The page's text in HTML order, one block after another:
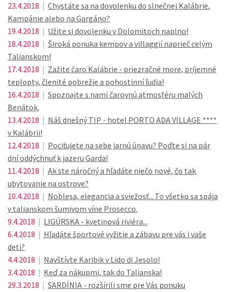
23.4.2018 | Chystáte sa na dovolenku do slnečnej Kalábrie,
Kampánie alebo na Gargáno?
19.4.2018 | Užite si dovolenku v Dolomitoch naplno!
18.4.2018 | Široká ponuka kempov a villaggií naprieč celým
Talianskom!
17.4.2018 | Zažite čaro Kalábrie - priezračné more, príjemné
teplopty, členité pobrežie a pohostinní ľudia!
16.4.2018 | Spoznajte s nami čarovnú atmosféru malých
Benátok.
13.4.2018 | Náš dnešný TIP - hotel PORTO ADA VILLAGE ****
v Kalábrii!
12.4.2018 | Pociťujete na sebe jarnú únavu? Poďte si na pár
dní oddýchnuť k jazeru Garda!
11.4.2018 | Ak ste náročný a hľadáte niečo nové, čo tak
ubytovanie na ostrove?
10.4.2018 | Noblesa, elegancia a sviežosť... To všetko sa spája
v talianskom šumivom víne Prosecco.
9.4.2018 | LIGÚRSKA - kvetinová riviéra...
6.4.2018 | Hľadáte športové vyžitie a zábavu pre vás i vaše
deti?
4.4.2018 | Navštívte Karibik v Lido di Jesolo!
3.4.2018 | Keď za nákupmi, tak do Talianska!
29.3.2018 | SARDÍNIA - rozšírili sme pre Vás ponuku